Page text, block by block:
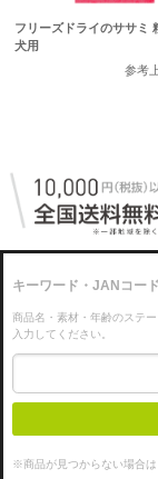
フリーズドライのササミ
犬用
参考
キーワード・JANコー
商品名・素材・年齢のステ
入力してください。
※商品が見つからない場合は